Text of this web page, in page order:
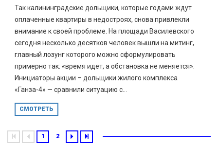
Так калининградские дольщики, которые годами ждут
оплаченные квартиры в недостроях, снова привлекли
внимание к своей проблеме. На площади Василевского
сегодня несколько десятков человек вышли на митинг,
главный лозунг которого можно сформулировать
примерно так: «время идет, а обстановка не меняется».
Инициаторы акции – дольщики жилого комплекса
«Ганза-4» — сравнили ситуацию с...
СМОТРЕТЬ
1 2